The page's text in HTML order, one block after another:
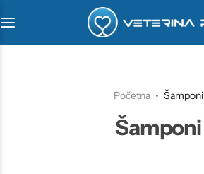
Početna Šamponi
Šamponi